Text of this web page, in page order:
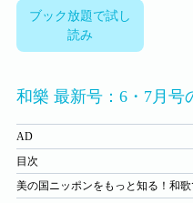
ブック放題で試し
読み
和樂 最新号：6・7月号
AD
目次
美の国ニッポンをもっと知る！和